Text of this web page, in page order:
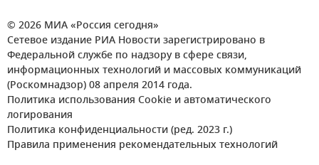
© 2026 МИА «Россия сегодня»
Сетевое издание РИА Новости зарегистрировано в
Федеральной службе по надзору в сфере связи,
информационных технологий и массовых коммуникаций
(Роскомнадзор) 08 апреля 2014 года.
Политика использования Cookie и автоматического
логирования
Политика конфиденциальности (ред. 2023 г.)
Правила применения рекомендательных технологий